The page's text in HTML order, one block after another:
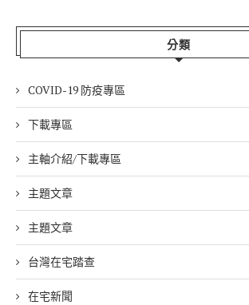
分類
COVID-19 防疫專區
下載專區
主軸介紹/下載專區
主題文章
主題文章
台灣在宅踏查
在宅新聞